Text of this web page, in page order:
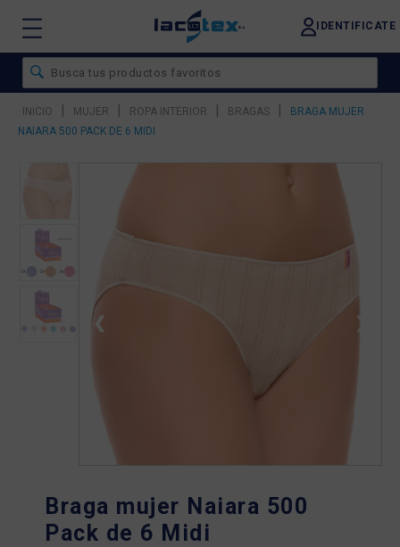
IDENTIFICATE
INICIO | MUJER | ROPA INTERIOR | BRAGAS |
BRAGA MUJER
NAIARA 500 PACK DE 6 MIDI
❮ ❯
Braga mujer Naiara 500
Pack de 6 Midi